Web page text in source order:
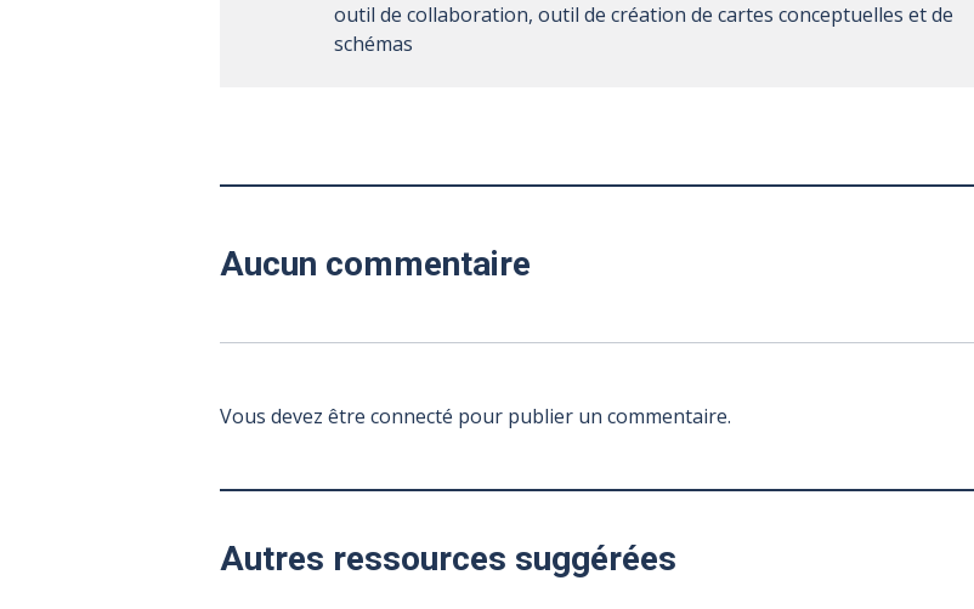
outil de collaboration, outil de création de cartes conceptuelles et de
schémas
Aucun commentaire
Vous devez être connecté pour publier un commentaire.
Autres ressources suggérées